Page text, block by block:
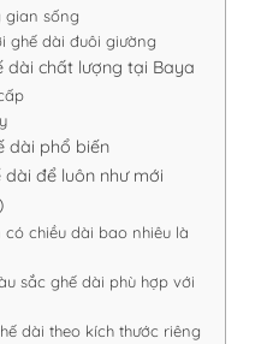
gian sống
ghế dài đuôi giường
dài chất lượng tại Baya
dài phổ biến
để luôn như mới
chiều dài bao nhiêu là
sắc ghế dài phù hợp với
dài theo kích thước riêng